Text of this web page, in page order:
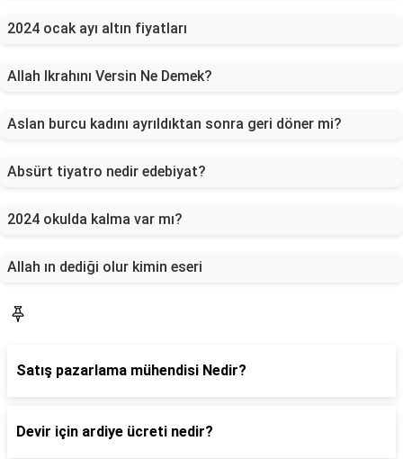
2024 ocak ayı altın fiyatları
Allah Ikrahını Versin Ne Demek?
Aslan burcu kadını ayrıldıktan sonra geri döner mi?
Absürt tiyatro nedir edebiyat?
2024 okulda kalma var mı?
Allah ın dediği olur kimin eseri
Satış pazarlama mühendisi Nedir?
Devir için ardiye ücreti nedir?